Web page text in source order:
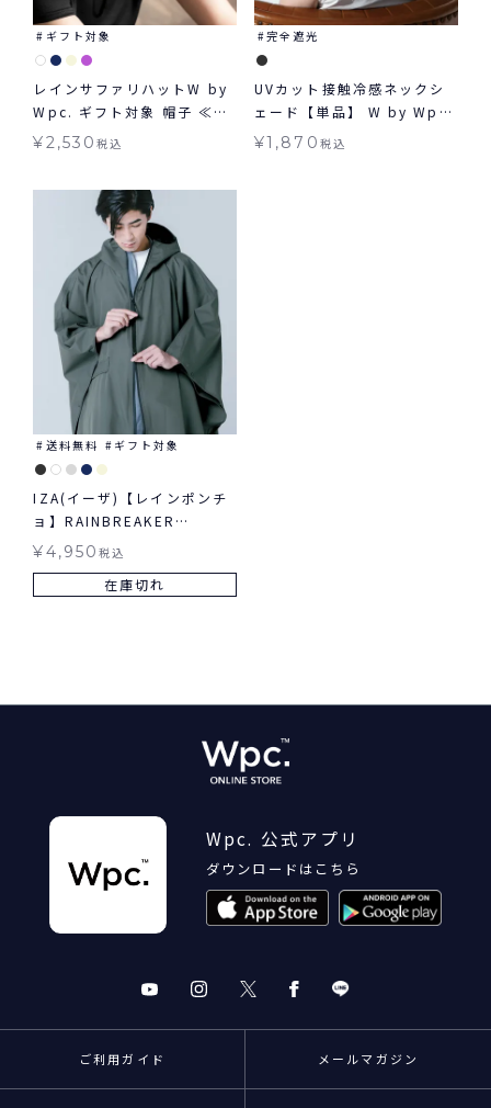
ギフト対象
レインサファリハットW by
Wpc. ギフト対象 帽子 ≪メ
ール便対象≫
¥2,530税込
完全遮光
UVカット接触冷感ネックシ
ェード【単品】 W by Wpc.
UVグッズ ギフト対象 グッズ
¥1,870 税込
送料無料 ギフト対象
IZA(イーザ)【レインポンチ
ョ】RAINBREAKER
PONCHO レインブレーカー
ト対象 送料無料
¥4,950税込
在庫切れ
Wpc. 公式アプリ
ダウンロードはこちら
ご利用ガイド メールマガジン